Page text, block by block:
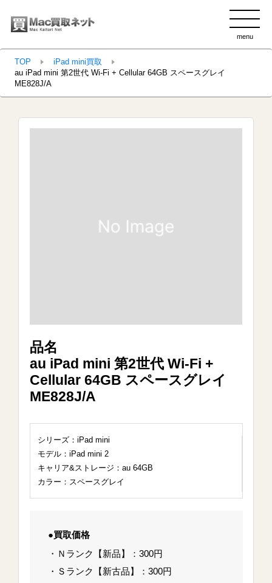
menu
TOP
iPad mini買取
au iPad mini 第2世代 Wi-Fi + Cellular 64GB スペースグレイ
ME828J/A
品名
au iPad mini 第2世代 Wi-Fi +
Cellular 64GB スペースグレイ
ME828J/A
シリーズ：iPad mini
モデル：iPad mini 2
キャリア&ストレージ：au 64GB
カラー：スペースグレイ
●買取価格
・Ｎランク【新品】：300円
・Ｓランク【新古品】：300円